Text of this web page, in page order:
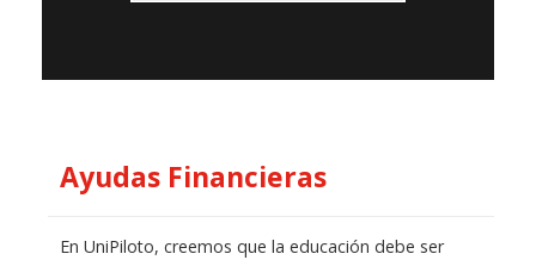
Ayudas Financieras
En UniPiloto, creemos que la educación debe ser